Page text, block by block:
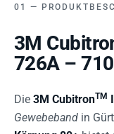
3M
726A –
Die 3M CubitronTM
Gewebeband in